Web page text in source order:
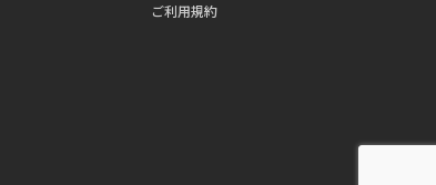
ご利用規約